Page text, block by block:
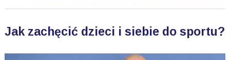
Jak zachęcić dzieci i siebie do sportu?